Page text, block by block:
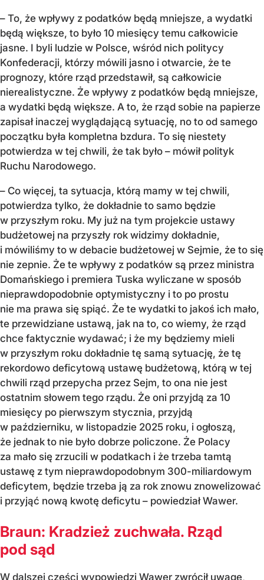
– To, że wpływy z podatków będą mniejsze, a wydatki
będą większe, to było 10 miesięcy temu całkowicie
jasne. I byli ludzie w Polsce, wśród nich politycy
Konfederacji, którzy mówili jasno i otwarcie, że te
prognozy, które rząd przedstawił, są całkowicie
nierealistyczne. Że wpływy z podatków będą mniejsze,
a wydatki będą większe. A to, że rząd sobie na papierze
zapisał inaczej wyglądającą sytuację, no to od samego
początku była kompletna bzdura. To się niestety
potwierdza w tej chwili, że tak było – mówił polityk
Ruchu Narodowego.
– Co więcej, ta sytuacja, którą mamy w tej chwili,
potwierdza tylko, że dokładnie to samo będzie
w przyszłym roku. My już na tym projekcie ustawy
budżetowej na przyszły rok widzimy dokładnie,
i mówiliśmy to w debacie budżetowej w Sejmie, że to się
nie zepnie. Że te wpływy z podatków są przez ministra
Domańskiego i premiera Tuska wyliczane w sposób
nieprawdopodobnie optymistyczny i to po prostu
nie ma prawa się spiąć. Że te wydatki to jakoś ich mało,
te przewidziane ustawą, jak na to, co wiemy, że rząd
chce faktycznie wydawać; i że my będziemy mieli
w przyszłym roku dokładnie tę samą sytuację, że tę
rekordowo deficytową ustawę budżetową, którą w tej
chwili rząd przepycha przez Sejm, to ona nie jest
ostatnim słowem tego rządu. Że oni przyjdą za 10
miesięcy po pierwszym stycznia, przyjdą
w październiku, w listopadzie 2025 roku, i ogłoszą,
że jednak to nie było dobrze policzone. Że Polacy
za mało się zrzucili w podatkach i że trzeba tamtą
ustawę z tym nieprawdopodobnym 300-miliardowym
deficytem, będzie trzeba ją za rok znowu znowelizować
i przyjąć nową kwotę deficytu – powiedział Wawer.
Braun: Kradzież zuchwała. Rząd
pod sąd
W dalszej części wypowiedzi Wawer zwrócił uwagę,